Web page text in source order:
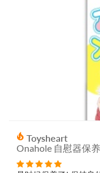
Toysheart
Onahole 自慰器保